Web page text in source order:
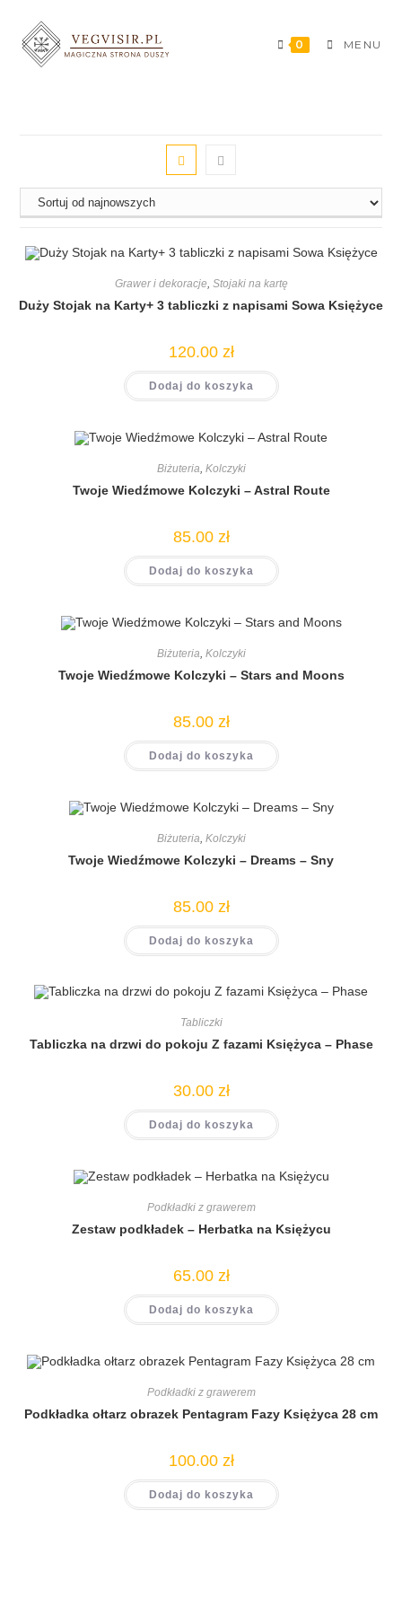
0 MENU
Grawer i dekoracje, Stojaki na kartę
Duży Stojak na Karty+ 3 tabliczki z napisami Sowa Księżyce
120.00 zł
Dodaj do koszyka
Biżuteria, Kolczyki
Twoje Wiedźmowe Kolczyki – Astral Route
85.00 zł
Dodaj do koszyka
Biżuteria, Kolczyki
Twoje Wiedźmowe Kolczyki – Stars and Moons
85.00 zł
Dodaj do koszyka
Biżuteria Kolczyki
Twoje Wiedźmowe Kolczyki – Dreams – Sny
85.00 zł
Dodaj do koszyka
Tabliczki
Tabliczka na drzwi do pokoju Z fazami Księżyca – Phase
30.00 zł
Dodaj do koszyka
Podkładki z grawerem
Zestaw podkładek – Herbatka na Księżycu
65.00 zł
Dodaj do koszyka
Podkładki z grawerem
Podkładka ołtarz obrazek Pentagram Fazy Księżyca 28 cm
100.00 zł
Dodaj do koszyka